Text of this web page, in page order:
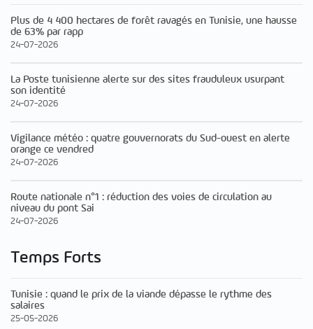
Plus de 4 400 hectares de forêt ravagés en Tunisie, une hausse
de 63% par rapp
24-07-2026
La Poste tunisienne alerte sur des sites frauduleux usurpant
son identité
24-07-2026
Vigilance météo : quatre gouvernorats du Sud-ouest en alerte
orange ce vendred
24-07-2026
Route nationale n°1 : réduction des voies de circulation au
niveau du pont Sai
24-07-2026
Temps Forts
Tunisie : quand le prix de la viande dépasse le rythme des
salaires
25-05-2026